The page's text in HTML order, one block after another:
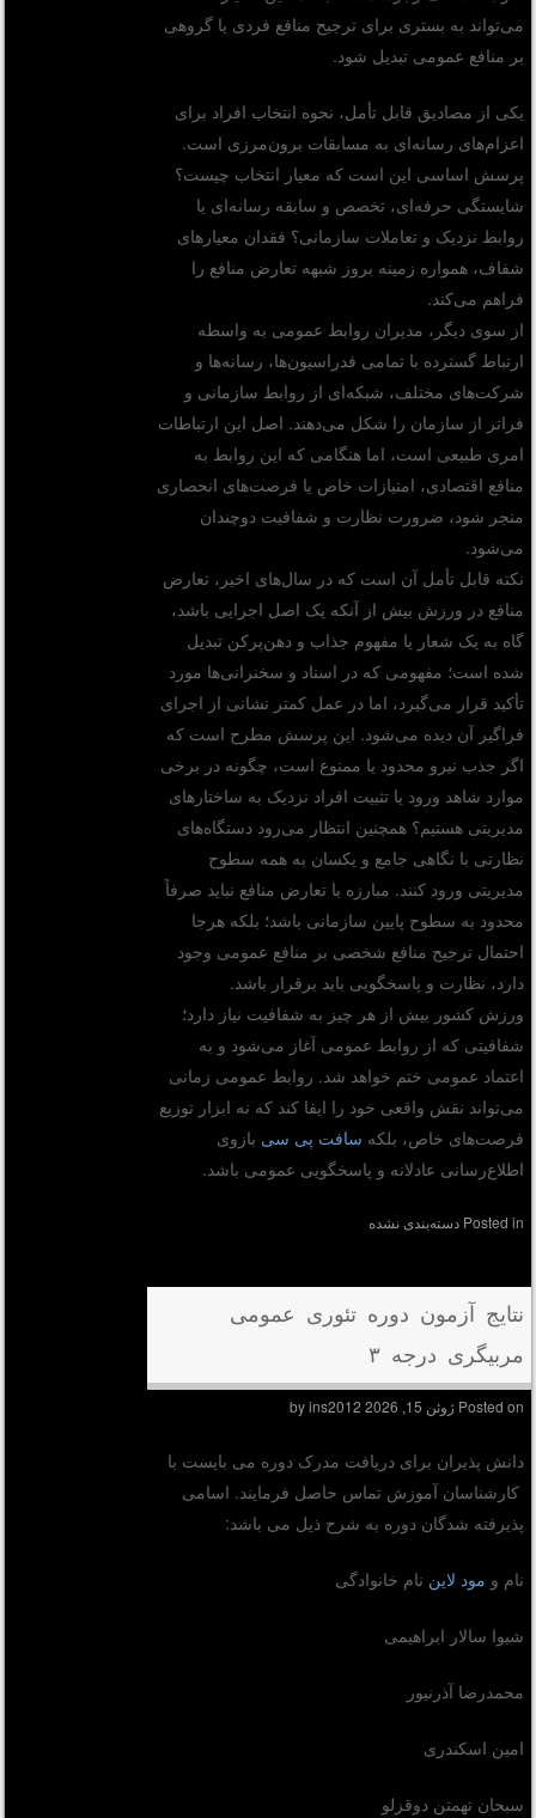
می‌تواند به بستری برای ترجیح منافع فردی یا گروهی
بر منافع عمومی تبدیل شود.
یکی از مصادیق قابل تأمل، نحوه انتخاب افراد برای
اعزام‌های رسانه‌ای به مسابقات برون‌مرزی است.
پرسش اساسی این است که معیار انتخاب چیست؟
شایستگی حرفه‌ای، تخصص و سابقه رسانه‌ای یا
روابط نزدیک و تعاملات سازمانی؟ فقدان معیارهای
شفاف، همواره زمینه بروز شبهه تعارض منافع را
فراهم می‌کند.
از سوی دیگر، مدیران روابط عمومی به واسطه
ارتباط گسترده با تمامی فدراسیون‌ها، رسانه‌ها و
شرکت‌های مختلف، شبکه‌ای از روابط سازمانی و
فراتر از سازمان را شکل می‌دهند. اصل این ارتباطات
امری طبیعی است، اما هنگامی که این روابط به
منافع اقتصادی، امتیازات خاص یا فرصت‌های انحصاری
منجر شود، ضرورت نظارت و شفافیت دوچندان
می‌شود.
نکته قابل تأمل آن است که در سال‌های اخیر، تعارض
منافع در ورزش بیش از آنکه یک اصل اجرایی باشد،
گاه به یک شعار یا مفهوم جذاب و دهن‌پرکن تبدیل
شده است؛ مفهومی که در اسناد و سخنرانی‌ها مورد
تأکید قرار می‌گیرد، اما در عمل کمتر نشانی از اجرای
فراگیر آن دیده می‌شود. این پرسش مطرح است که
اگر جذب نیرو محدود یا ممنوع است، چگونه در برخی
موارد شاهد ورود یا تثبیت افراد نزدیک به ساختارهای
مدیریتی هستیم؟ همچنین انتظار می‌رود دستگاه‌های
نظارتی با نگاهی جامع و یکسان به همه سطوح
مدیریتی ورود کنند. مبارزه با تعارض منافع نباید صرفاً
محدود به سطوح پایین سازمانی باشد؛ بلکه هرجا
احتمال ترجیح منافع شخصی بر منافع عمومی وجود
دارد، نظارت و پاسخگویی باید برقرار باشد.
ورزش کشور بیش از هر چیز به شفافیت نیاز دارد؛
شفافیتی که از روابط عمومی آغاز می‌شود و به
اعتماد عمومی ختم خواهد شد. روابط عمومی زمانی
می‌تواند نقش واقعی خود را ایفا کند که نه ابزار توزیع
فرصت‌های خاص، بلکهسافت پی سی بازوی
اطلاع‌رسانی عادلانه و پاسخگویی عمومی باشد.
Posted inدسته‌بندی نشده
نتایج آزمون دوره تئوری عمومی
مربیگری درجه ۳
Posted onژوئن 15, 2026 by
ins2012
دانش پذیران برای دریافت مدرک دوره می بایست با
کارشناسان آموزش تماس حاصل فرمایند. اسامی
پذیرفته شدگان دوره به شرح ذیل می باشد:
نام ومود لایننام خانوادگی
شیوا سالار ابراهیمی
محمدرضا آذرنیور
امین اسکندری
سبحان تهمتن دوقزلو